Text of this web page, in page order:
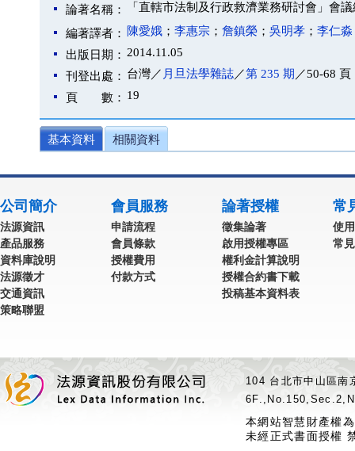
論著名稱： 「直轄市法制及行政救濟業務研討會」會
編著譯者： 陳愛娥 ； 李惠宗 ； 詹鎮榮 ； 吳明孝 ； 李仁淼
出版日期： 2014.11.05
刊登出處： 台灣／ 月旦法學雜誌／第 235 期 ／50-68 頁
頁 數： 19
基本資料 相關資料
公司簡介
法源資訊
產品服務
資料庫說明
法源徵才
交通資訊
策略聯盟
會員服務
申請流程
會員條款
授權費用
付款方式
論著授權
徵集論著
啟用授權專區
權利金計算說明
授權合約書下載
投稿基本資料表
常
使
常
104 台北市中山區
本網站智慧財產權
未經正式書面授權